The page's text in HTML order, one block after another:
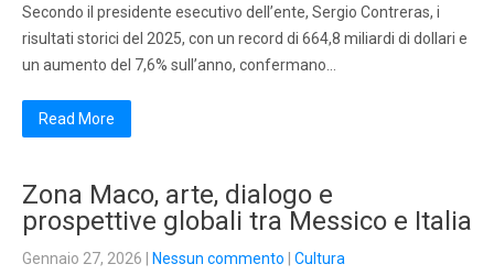
Secondo il presidente esecutivo dell’ente, Sergio Contreras, i
risultati storici del 2025, con un record di 664,8 miliardi di dollari e
un aumento del 7,6% sull’anno, confermano…
Read More
Zona Maco, arte, dialogo e
prospettive globali tra Messico e Italia
Gennaio 27, 2026 Nessun commento Cultura